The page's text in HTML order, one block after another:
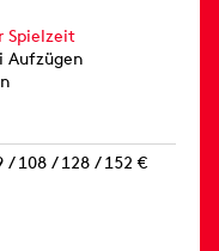
Spielzeit
Aufzügen
/ 108 / 128 / 152 €